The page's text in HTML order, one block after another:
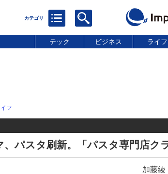
テック ビジネス ライフ
フ
、パスタ刷新。「パスタ専門店ク
加藤綾